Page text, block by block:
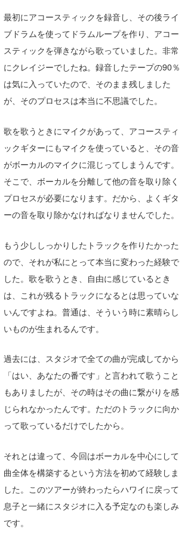
最初にアコースティックを録音し、その後ライ
ブドラムを使ってドラムループを作り、アコー
スティックを弾きながら歌っていました。非常
にクレイジーでしたね。録音したテープの90％
は気に入っていたので、そのまま残しました
が、そのプロセスは本当に不思議でした。
歌を歌うときにマイクがあって、アコースティ
ックギターにもマイクを使っていると、その音
がボーカルのマイクに混じってしまうんです。
そこで、ボーカルを分離して他の音を取り除く
プロセスが必要になります。だから、よくギタ
ーの音を取り除かなければなりませんでした。
もう少ししっかりしたトラックを作りたかった
ので、それが私にとって本当に変わった経験で
した。歌を歌うとき、自由に感じているとき
は、これが残るトラックになるとは思っていな
いんですよね。普通は、そういう時に素晴らし
いものが生まれるんです。
過去には、スタジオで全ての曲が完成してから
「はい、あなたの番です」と言われて歌うこと
もありましたが、その時はその曲に繋がりを感
じられなかったんです。ただのトラックに向か
って歌っているだけでしたから。
それとは違って、今回はボーカルを中心にして
曲全体を構築するという方法を初めて経験しま
した。このツアーが終わったらハワイに戻って
息子と一緒にスタジオに入る予定なのも楽しみ
です。